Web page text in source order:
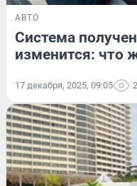
АВТО
Система
изменится: что
17 декабря, 2025, 09:05